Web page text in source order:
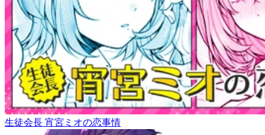
生徒会長 宵宮ミオの恋事情